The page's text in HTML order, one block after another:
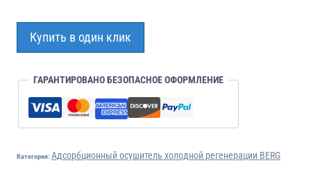
Купить в один клик
ГАРАНТИРОВАНО БЕЗОПАСНОЕ ОФОРМЛЕНИЕ
Категория: Адсорбционный осушитель холодной регенерации BERG